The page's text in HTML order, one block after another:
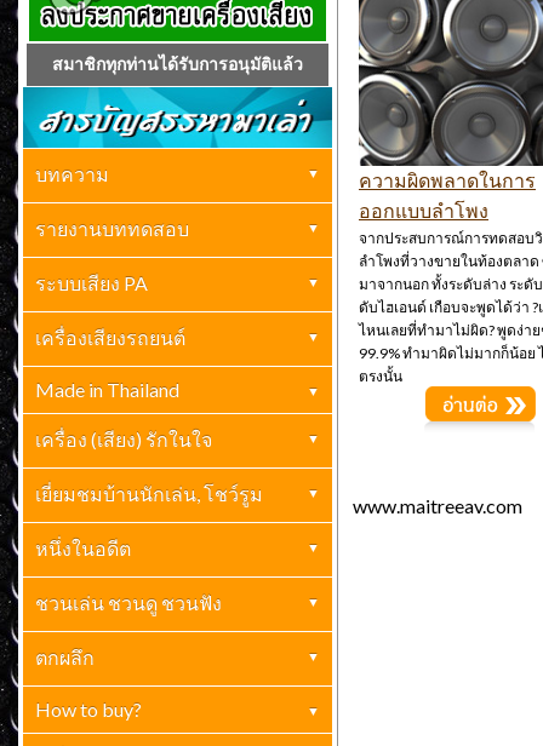
สมาชิกทุกท่านได้รับการอนุมัติแล้ว
บทความ
เครื่องเสียงบ้าน(261)
ปกิณกะ(70)
กะเทาะเปลือกวงการเครื่องเสียง
ไฮเอ็นด์(10)
รายงานบททดสอบ
เครื่องเสียงบ้าน
เครื่องเสียงรถยนต์
ระบบเสียง PA
เครื่องเสียง PA(23)
เครื่องเสียงรถยนต์
บทความเครื่องเสียงรถยนต์
Made in Thailand
Made In Thailand(6)
เครื่อง (เสียง) รักในใจ
เยี่ยมชมบ้านนักเล่น, โชว์รูม
เยี่ยมชมบ้านนักเล่น
หนึ่งในอดีต
ย้อนรอยอดีค-อดีตคำนึง
ชวนเล่น ชวนดู ชวนฟัง
ชวนเล่น ชวนดู ชวนฟัง
ตกผลึก
ตกผลึก (4)
How to buy?
ความผิดพลาดในการ
ออกแบบลำโพง
จากประสบการณ์การทดสอบ
ลำโพงที่วางขายในท้องตลาด
มาจากนอก ทั้งระดับล่าง ระดั
ดับไฮเอนด์ เกือบจะพูดได้ว่า
ไหนเลยที่ทำมาไม่ผิด? พูดง่าย
99.9% ทำมาผิดไม่มากก็น้อย
ตรงนั้น
www.maitreeav.com